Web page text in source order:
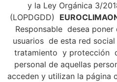
y la Ley Orgánica 3/
(LOPDGDD)
Responsable desea
usuarios de esta red
tratamiento y protección
personal de aquellas
acceden y utilizan la página